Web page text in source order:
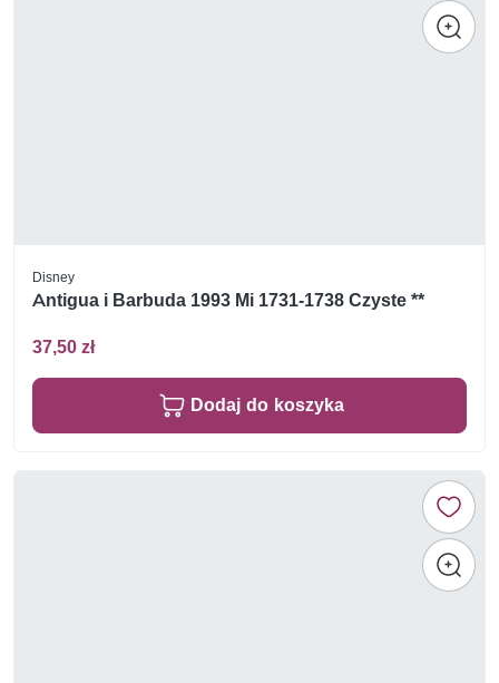
Disney
Antigua i Barbuda 1993 Mi 1731-1738 Czyste **
37,50 zł
Dodaj do koszyka